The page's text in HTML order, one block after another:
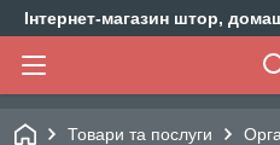
Інтернет-магазин штор,
Товари та послуги